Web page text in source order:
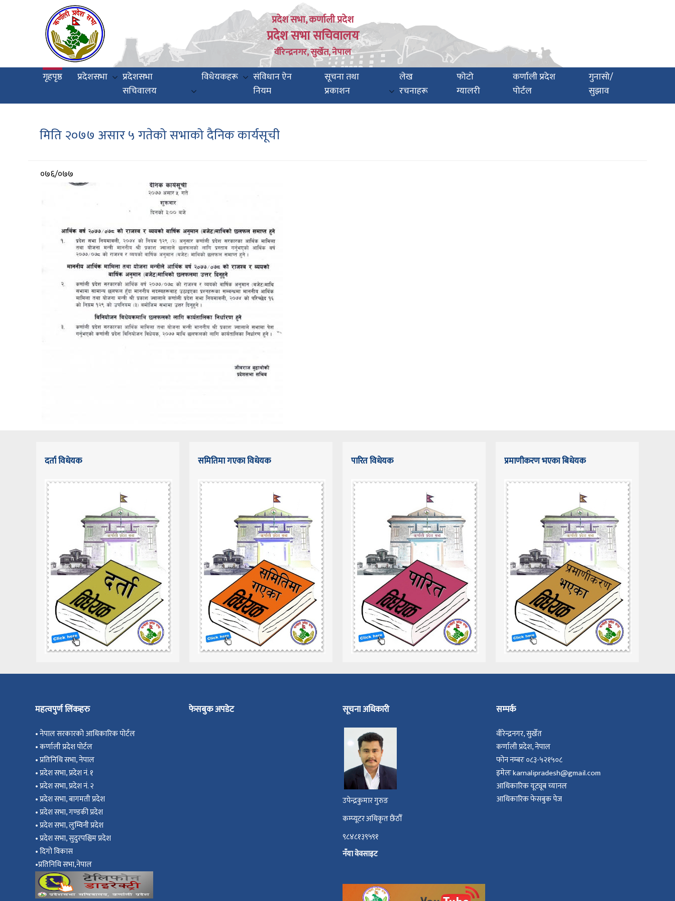
प्रदेश सभा, कर्णाली प्रदेश
प्रदेश सभा सचिवालय
वीरेन्द्रनगर, सुर्खेत, नेपाल
Main
navigation
गृहपृष्ठ प्रदेशसभा
प्रदेशसभा
सचिवालय
विधेयकहरू
संविधान ऐन
नियम
सूचना तथा
प्रकाशन
लेख
रचनाहरू
फोटो
ग्यालरी
कर्णाली प्रदेश
पोर्टल
गुनासो/
सुझाव
मिति २०७७ असार ५ गतेको सभाको दैनिक कार्यसूची
आर्थिक
०७६/०७७
दर्ता विधेयक समितिमा गएका विधेयक पारित विधेयक प्रमाणीकरण भएका बिधेयक
महत्वपुर्ण लिंकहरु
•नेपाल सरकारको आधिकारिक पोर्टल
•कर्णाली प्रदेश पोर्टल
•प्रतिनिधि सभा, नेपाल
•प्रदेश सभा, प्रदेश नं. १
•प्रदेश सभा, प्रदेश नं. २
•प्रदेश सभा, बागमती प्रदेश
•प्रदेश सभा, गण्डकी प्रदेश
•प्रदेश सभा, लुम्विनी प्रदेश
•प्रदेश सभा, सुदुरपश्चिम प्रदेश
•दिगो विकास
•प्रतिनिधि सभा,नेपाल
फेसबुक अपडेट सूचना अधिकारी
उपेन्द्रकुमार गुरुङ
कम्प्यूटर अधिकृत छैंठौँ
९८४८१३९५९१
नँया वेवसाइट
सम्पर्क
वीरेन्द्रनगर, सुर्खेत
कर्णाली प्रदेश, नेपाल
फोन नम्बरः ०८३-५२१५०८
इमेलः karnalipradesh@gmail.com
आधिकारिक यूट्यूब च्यानल
आधिकारिक फेसबुक पेज